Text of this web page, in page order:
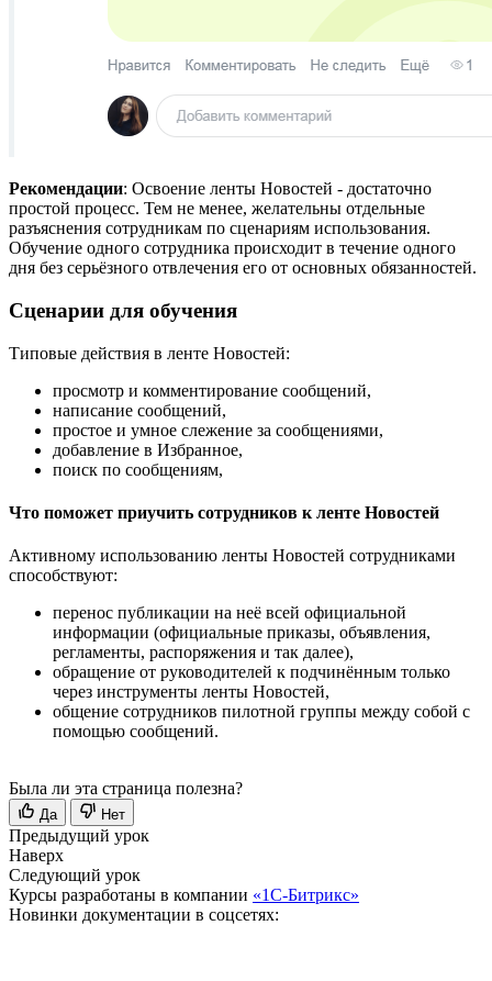
Рекомендации: Освоение ленты Новостей - достаточно
простой процесс. Тем не менее, желательны отдельные
разъяснения сотрудникам по сценариям использования.
Обучение одного сотрудника происходит в течение одного
дня без серьёзного отвлечения его от основных обязанностей.
Сценарии для обучения
Типовые действия в ленте Новостей:
просмотр и комментирование сообщений,
написание сообщений,
простое и умное слежение за сообщениями,
добавление в Избранное,
поиск по сообщениям,
Что поможет приучить сотрудников к ленте Новостей
Активному использованию ленты Новостей сотрудниками
способствуют:
перенос публикации на неё всей официальной
информации (официальные приказы, объявления,
регламенты, распоряжения и так далее),
обращение от руководителей к подчинённым только
через инструменты ленты Новостей,
общение сотрудников пилотной группы между собой с
помощью сообщений.
Была ли эта страница полезна?
Да Нет
Предыдущий урок
Наверх
Следующий урок
Курсы разработаны в компании «1С-Битрикс»
Новинки документации в соцсетях: